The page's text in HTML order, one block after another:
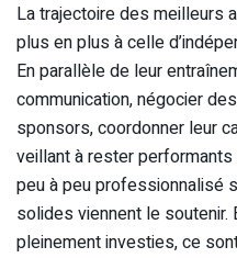
La trajectoire des meilleurs
plus en plus à celle
En parallèle de leur
communication, négocier
sponsors, coordonner leur
veillant à rester
peu à peu professionnalisé
solides viennent le soutenir.
pleinement investies, ce